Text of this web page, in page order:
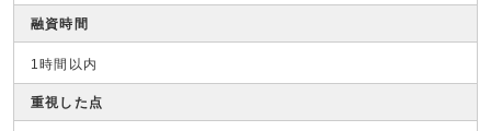
融資時間
1時間以内
重視した点